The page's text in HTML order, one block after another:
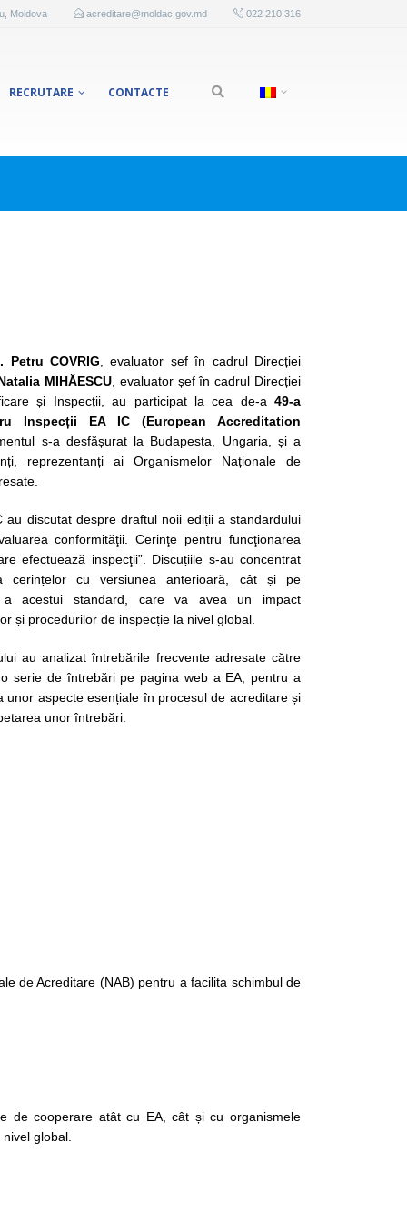
Moldova acreditare@moldac.gov.md 022 210 316
RECRUTARE CONTACTE
Petru COVRIG , evaluator șef în cadrul Direcției
MIHĂESCU , evaluator șef în cadrul Direcției
și Inspecții, au participat la cea de-a 49-a
Inspecții EA IC (European Accreditation
s-a desfășurat la Budapesta, Ungaria, și a
reprezentanți ai Organismelor Naționale de
au discutat despre draftul noii ediții a standardului
conformităţii. Cerinţe pentru funcţionarea
efectuează inspecţii”. Discuțiile s-au concentrat
cerințelor cu versiunea anterioară, cât și pe
a acestui standard, care va avea un impact
și procedurilor de inspecție la nivel global.
au analizat întrebările frecvente adresate către
serie de întrebări pe pagina web a EA, pentru a
unor aspecte esențiale în procesul de acreditare și
unor întrebări.
de Acreditare (NAB) pentru a facilita schimbul de
de cooperare atât cu EA, cât și cu organismele
global.